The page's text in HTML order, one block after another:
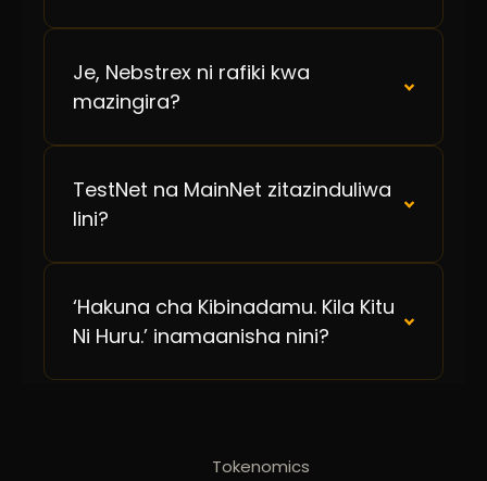
Je, Nebstrex ni rafiki kwa
mazingira?
TestNet na MainNet zitazinduliwa
lini?
‘Hakuna cha Kibinadamu. Kila Kitu
Ni Huru.’ inamaanisha nini?
Tokenomics